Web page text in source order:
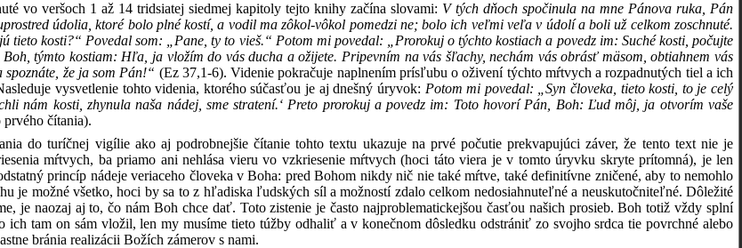
vo veršoch 1 až 14 tridsiatej siedmej kapitoly tejto knihy začína slovami: V tých dňoch spočinula na mne Pánova ruka, Pán
údolia, ktoré bolo plné kostí, a vodil ma zôkol-vôkol pomedzi ne; bolo ich veľmi veľa v údolí a boli už celkom zoschnuté.
tieto kosti?“ Povedal som: „Pane, ty to vieš.“ Potom mi povedal: „Prorokuj o týchto kostiach a povedz im: Suché kosti, počujte
týmto kostiam: Hľa, ja vložím do vás ducha a ožijete. Pripevním na vás šľachy, nechám vás obrásť mäsom, obtiahnem vás
že ja som Pán!“ (Ez 37,1-6). Videnie pokračuje naplnením prísľubu o oživení týchto mŕtvych a rozpadnutých tiel a ich
vysvetlenie tohto videnia, ktorého súčasťou je aj dnešný úryvok: Potom mi povedal: „Syn človeka, tieto kosti, to je celý
nám kosti, zhynula naša nádej, sme stratení.‘ Preto prorokuj a povedz im: Toto hovorí Pán, Boh: Ľud môj, ja otvorím vaše
čítania).
do turíčnej vigílie ako aj podrobnejšie čítanie tohto textu ukazuje na prvé počutie prekvapujúci záver, že tento text nie je
mŕtvych, ba priamo ani nehlása vieru vo vzkriesenie mŕtvych (hoci táto viera je v tomto úryvku skryte prítomná), je len
princíp nádeje veriaceho človeka v Boha: pred Bohom nikdy nič nie také mŕtve, také definitívne zničené, aby to nemohlo
je možné všetko, hoci by sa to z hľadiska ľudských síl a možností zdalo celkom nedosiahnuteľné a neuskutočniteľné. Dôležité
je naozaj aj to, čo nám Boh chce dať. Toto zistenie je často najproblematickejšou časťou našich prosieb. Boh totiž vždy splní
ich tam on sám vložil, len my musíme tieto túžby odhaliť a v konečnom dôsledku odstrániť zo svojho srdca tie povrchné alebo
bránia realizácii Božích zámerov s nami.